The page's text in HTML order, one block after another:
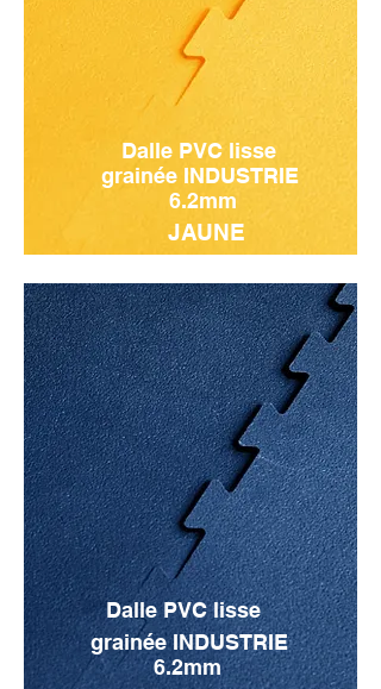
Dalle PVC lisse
grainée INDUSTRIE
6.2mm
JAUNE
Dalle PVC lisse
grainée INDUSTRIE
6.2mm